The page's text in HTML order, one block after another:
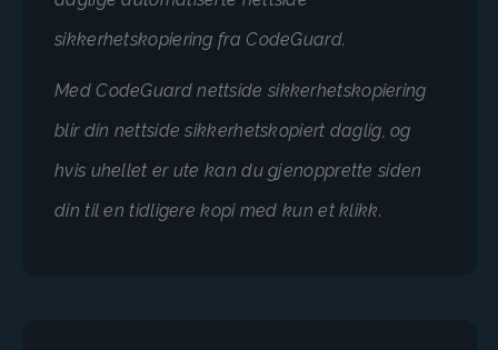
sikkerhetskopiering fra CodeGuard.
Med CodeGuard nettside sikkerhetskopiering
blir din nettside sikkerhetskopiert daglig, og
hvis uhellet er ute kan du gjenopprette siden
din til en tidligere kopi med kun et klikk.